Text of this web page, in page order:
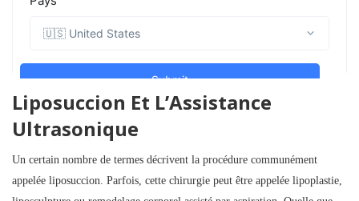
Liposuccion Et L’Assistance
Ultrasonique
Un certain nombre de termes décrivent la procédure communément
appelée liposuccion. Parfois, cette chirurgie peut être appelée lipoplastie,